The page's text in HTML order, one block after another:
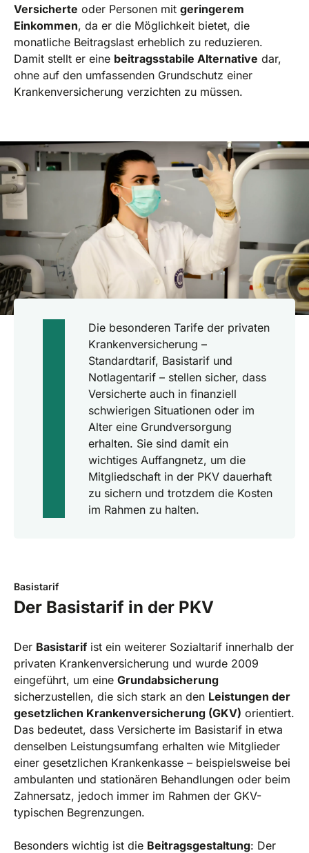
Versicherte oder Personen mit geringerem
Einkommen, da er die Möglichkeit bietet, die
monatliche Beitragslast erheblich zu reduzieren.
Damit stellt er eine beitragsstabile Alternative dar,
ohne auf den umfassenden Grundschutz einer
Krankenversicherung verzichten zu müssen.
Die besonderen Tarife der privaten
Krankenversicherung –
Standardtarif, Basistarif und
Notlagentarif – stellen sicher, dass
Versicherte auch in finanziell
schwierigen Situationen oder im
Alter eine Grundversorgung
erhalten. Sie sind damit ein
wichtiges Auffangnetz, um die
Mitgliedschaft in der PKV dauerhaft
zu sichern und trotzdem die Kosten
im Rahmen zu halten.
Basistarif
Der Basistarif in der PKV
Der Basistarifist ein weiterer Sozialtarif innerhalb der
privaten Krankenversicherung und wurde 2009
eingeführt, um eine Grundabsicherung
sicherzustellen, die sich stark an den Leistungen der
gesetzlichen Krankenversicherung (GKV) orientiert.
Das bedeutet, dass Versicherte im Basistarif in etwa
denselben Leistungsumfang erhalten wie Mitglieder
einer gesetzlichen Krankenkasse – beispielsweise bei
ambulanten und stationären Behandlungen oder beim
Zahnersatz, jedoch immer im Rahmen der GKV-
typischen Begrenzungen.
Besonders wichtig ist die Beitragsgestaltung: Der